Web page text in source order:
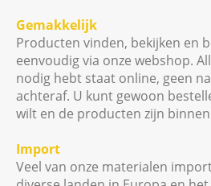
Gemakkelijk
Producten vinden, bekijken en
eenvoudig via onze webshop.
nodig hebt staat online, geen
achteraf. U kunt gewoon
wilt en de producten zijn
Import
Veel van onze materialen